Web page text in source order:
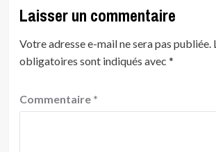
Laisser un commentaire
Votre adresse e-mail ne sera pas publiée.
obligatoires sont indiqués avec *
Commentaire *